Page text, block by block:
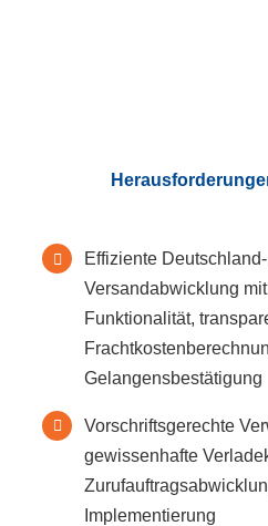
Effiziente
Versandabwicklung
Funktionalität,
Gelangensbestätigung
Vorschriftsgerechte
gewissenhafte
Implementierung